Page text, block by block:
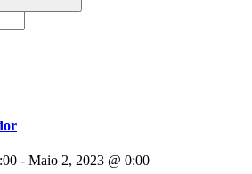
- Maio 2, 2023 @ 0:00